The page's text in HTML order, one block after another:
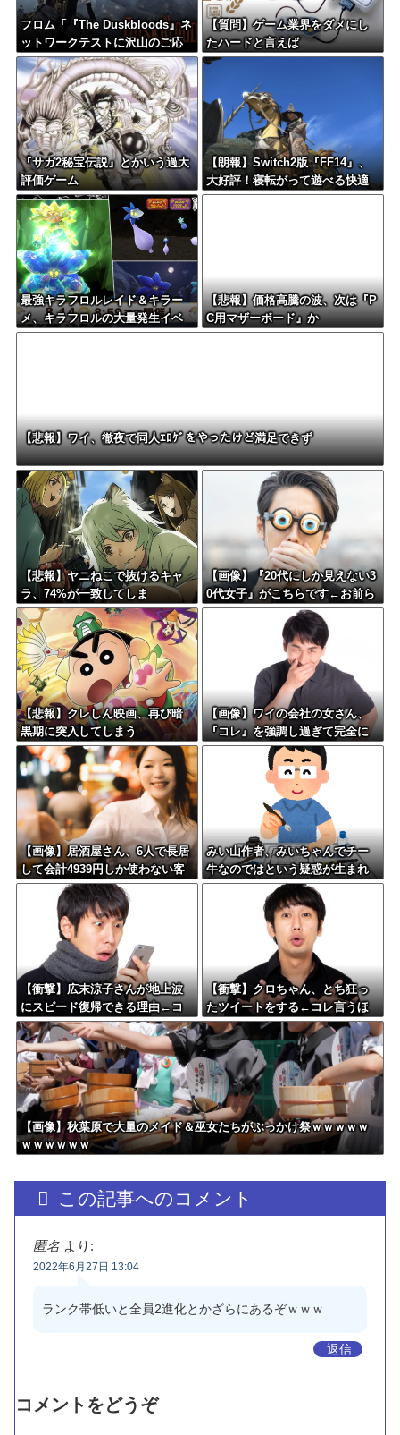
フロム「『The Duskbloods』ネ
ットワークテストに沢山のご応
募をいただき誠にありがとうご
ざいました｡」
【質問】ゲーム業界をダメにし
たハードと言えば
『サガ2秘宝伝説』とかいう過大
評価ゲーム
【朗報】Switch2版『FF14』、
大好評！寝転がって遊べる快適
さを経験者も大絶賛！
最強キラフロルレイド＆キラー
メ、キラフロルの大量発生イベ
ント開催中！
【悲報】価格高騰の波、次は『P
C用マザーボード』か
【悲報】ワイ、徹夜で同人ｴﾛｹﾞをやったけど満足できず
【悲報】ヤニねこで抜けるキャ
ラ、74%が一致してしま
う・・・
【画像】『20代にしか見えない3
0代女子』がこちらです←お前ら
から見てどう？？？？？？？
【悲報】クレしん映画、再び暗
黒期に突入してしまう
【画像】ワイの会社の女さん、
『コレ』を強調し過ぎて完全に
あたしこ枠を狙ってるんだがw w
w w w w w w w w w w
【画像】居酒屋さん、6人で長居
して会計4939円しか使わない客
にお気持ち表明してしまう←コ
レどっちが悪いん
や？？？？？？
みい山作者、みいちゃんでチー
牛なのではという疑惑が生まれ
るｗｗｗｗｗｗｗ
【衝撃】広末涼子さんが地上波
にスピード復帰できる理由←コ
レ、誰にも分からない模様w w w
w w w w w
【衝撃】クロちゃん、とち狂っ
たツイートをする←コレ言うほ
どおかしいか？？？？？？
【画像】秋葉原で大量のメイド＆巫女たちがぶっかけ祭ｗｗｗｗｗ
ｗｗｗｗｗｗ
この記事へのコメント
匿名 より:
2022年6月27日 13:04
ランク帯低いと全員2進化とかざらにあるぞｗｗｗ
返信
コメントをどうぞ